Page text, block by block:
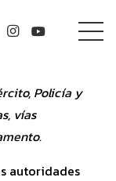
Policía y
vías
autoridades